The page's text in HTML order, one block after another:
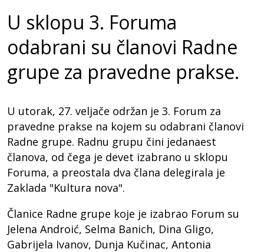
U sklopu 3. Foruma
odabrani su članovi Radne
grupe za pravedne prakse.
U utorak, 27. veljače održan je 3. Forum za
pravedne prakse na kojem su odabrani članovi
Radne grupe. Radnu grupu čini jedanaest
članova, od čega je devet izabrano u sklopu
Foruma, a preostala dva člana delegirala je
Zaklada "Kultura nova".
Članice Radne grupe koje je izabrao Forum su
Jelena Androić, Selma Banich, Dina Gligo,
Gabrijela Ivanov, Dunja Kučinac, Antonia